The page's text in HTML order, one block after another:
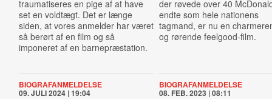
traumatiseres en pige af at have
set en voldtægt. Det er længe
siden, at vores anmelder har været
så berørt af en film og så
imponeret af en barnepræstation.
der røvede over 40
endte som hele nationens
tagmand, er nu en
og rørende feelgood-film.
BIOGRAFANMELDELSE
09. JULI 2024 | 19:04
BIOGRAFANMELDELSE
08. FEB. 2023 | 08:11